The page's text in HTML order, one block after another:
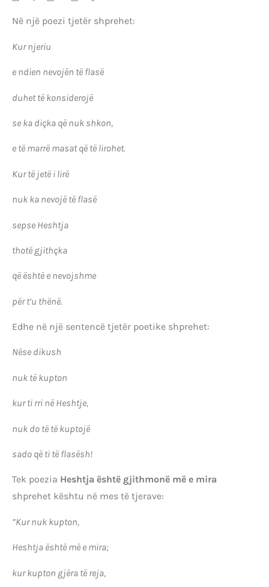
Në një poezi tjetër shprehet:
Kur njeriu
e ndien nevojën të flasë
duhet të konsiderojë
se ka diçka që nuk shkon,
e të marrë masat që të lirohet.
Kur të jetë i lirë
nuk ka nevojë të flasë
sepse Heshtja
thotë gjithçka
që është e nevojshme
për t’u thënë.
Edhe në një sentencë tjetër poetike shprehet:
Nëse dikush
nuk të kupton
kur ti rri në Heshtje,
nuk do të të kuptojë
sado që ti të flasësh!
Tek poezia Heshtja është gjithmonë më e mira
shprehet kështu në mes të tjerave:
”Kur nuk kupton,
Heshtja është më e mira;
kur kupton gjëra të reja,